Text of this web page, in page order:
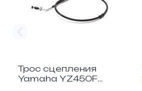
Трос сцепления
Yamaha YZ450F